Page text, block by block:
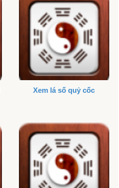
Xem lá số quỷ cốc